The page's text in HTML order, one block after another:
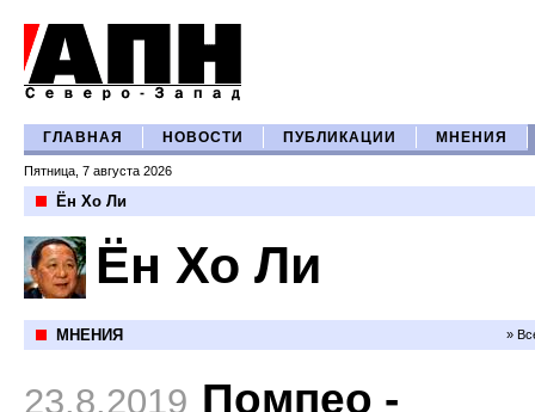
ГЛАВНАЯ НОВОСТИ ПУБЛИКАЦИИ МНЕНИЯ
Пятница, 7 августа 2026
Ён Хо Ли
Ён Хо Ли
МНЕНИЯ »
23.8.2019 Помпео -